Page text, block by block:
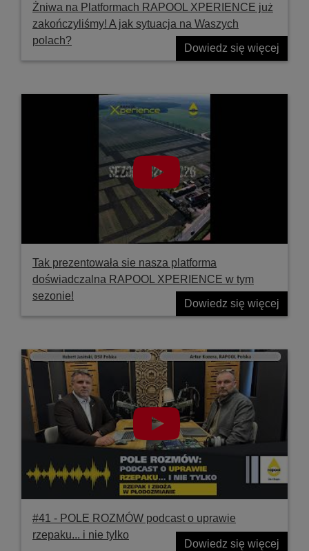
Żniwa na Platformach RAPOOL XPERIENCE już
zakończyliśmy! A jak sytuacja na Waszych
polach?
Dowiedz się więcej
Tak prezentowała sie nasza platforma
doświadczalna RAPOOL XPERIENCE w tym
sezonie!
Dowiedz się więcej
#41 ‐ POLE ROZMÓW podcast o uprawie
rzepaku... i nie tylko
Dowiedz się więcej